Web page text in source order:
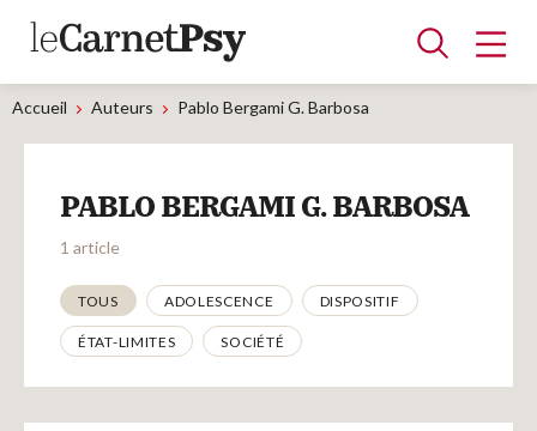
Articles
A la une
Adolescence
Dispositif
Enfance
Périnatalité
Psychanalyse
Psychopathologie
Soin
Dossiers
Accueil Auteurs Pablo Bergami G. Barbosa
PABLO BERGAMI G. BARBOSA
1 article
Thématiques
TOUS ADOLESCENCE DISPOSITIF
ÉTAT-LIMITES SOCIÉTÉ